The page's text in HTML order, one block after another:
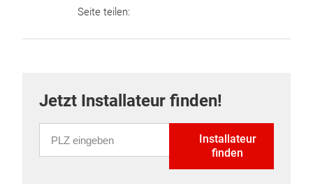
Seite teilen:
Jetzt Installateur finden!
Installateur
finden